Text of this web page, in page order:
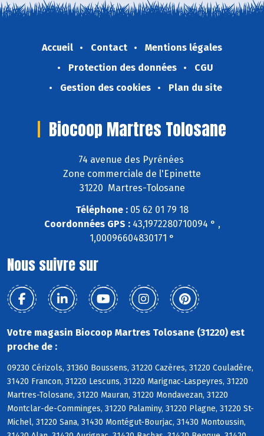
Accueil Contact
Mentions légales
Protection des données
CGU
Gestion des cookies
Plan du site
Biocoop Martres Tolosane
74 avenue des Pyrénées
Zone commerciale de l'Epinette
31220 Martres-Tolosane
Téléphone : 05 62 01 79 18
Coordonnées GPS :43,1972280710094 ° ,
1,00096604830171 °
Nous suivre sur
Votre magasin Biocoop Martres Tolosane (31220) est
proche de :
09230 Cérizols, 31360 Boussens, 31220 Cazères, 31220 Couladère,
31420 Francon, 31220 Lescuns, 31220 Marignac-Laspeyres, 31220
Martres-Tolosane, 31220 Mauran, 31220 Mondavezan, 31220
Montclar-de-Comminges, 31220 Palaminy, 31220 Plagne, 31220 St-
Michel, 31220 Sana, 31430 Montégut-Bourjac, 31430 Montoussin,